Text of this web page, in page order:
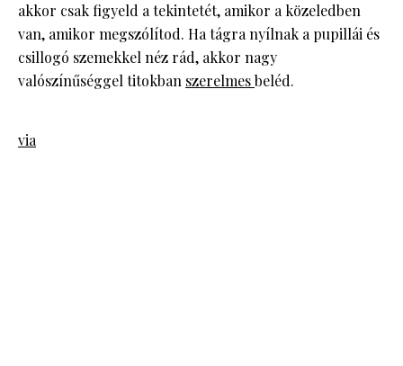
akkor csak figyeld a tekintetét, amikor a közeledben
van, amikor megszólítod. Ha tágra nyílnak a pupillái és
csillogó szemekkel néz rád, akkor nagy
valószínűséggel titokban szerelmesbeléd.
via